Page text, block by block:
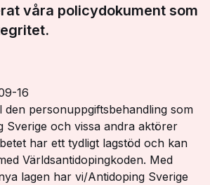
våra policydokument som
16
den personuppgiftsbehandling som
Sverige och vissa andra aktörer
har ett tydligt lagstöd och kan
Världsantidopingkoden. Med
lagen har vi/Antidoping Sverige